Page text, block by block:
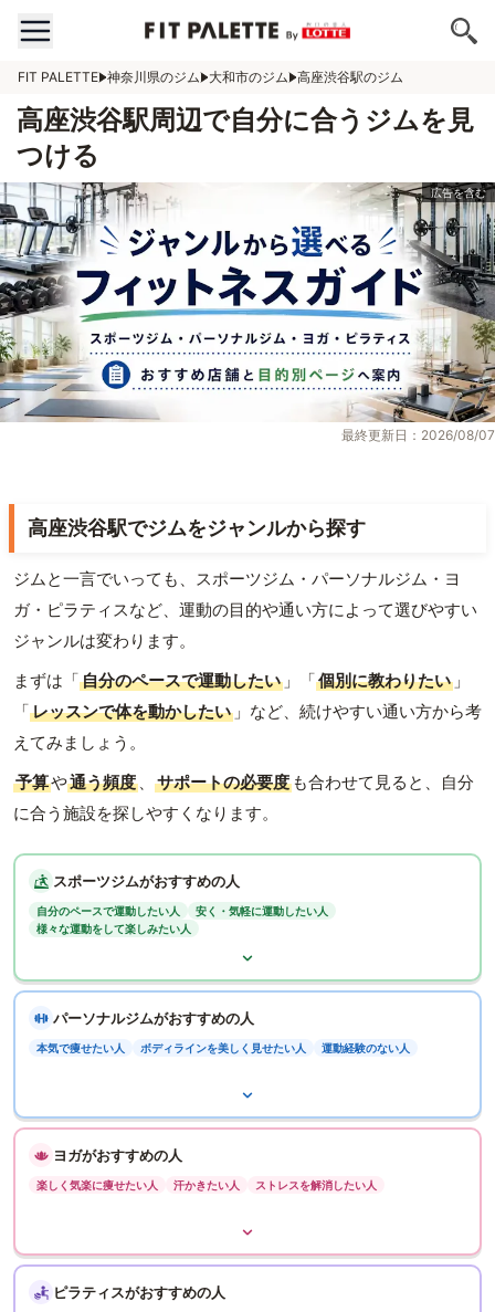
FIT PALETTE 神奈川県のジム 大和市のジム 高座渋谷駅のジム
高座渋谷駅周辺で自分に合うジムを見
つける
最終更新日：2026/08/07
高座渋谷駅でジムをジャンルから探す
ジムと一言でいっても、スポーツジム・パーソナルジム・ヨ
ガ・ピラティスなど、運動の目的や通い方によって選びやすい
ジャンルは変わります。
まずは「自分のペースで運動したい 」「個別に教わりたい 」
「レッスンで体を動かしたい 」など、続けやすい通い方から考
えてみましょう。
予算や通う頻度 、 サポートの必要度 も合わせて見ると、自分
に合う施設を探しやすくなります。
スポーツジムがおすすめの人
自分のペースで運動したい人
安く・気軽に運動したい人
様々な運動をして楽しみたい人
パーソナルジムがおすすめの人
本気で痩せたい人 ボディラインを美しく見せたい人 運動経験のない人
ヨガがおすすめの人
楽しく気楽に痩せたい人 汗かきたい人 ストレスを解消したい人
ピラティスがおすすめの人